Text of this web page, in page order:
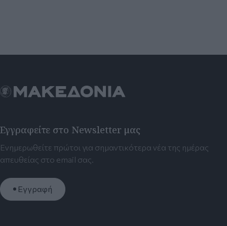
Εγγραφείτε στο Newsletter μας
Ενημερωθείτε πρώτοι για σημαντικότερα νέα της ημέρας
απευθείας στο email σας.
Εγγραφή